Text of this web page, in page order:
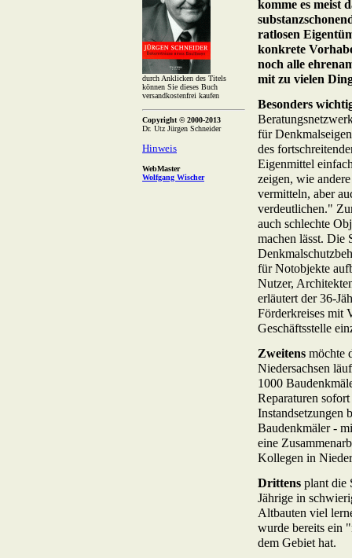
durch Anklicken des Titels
können Sie dieses Buch
versandkostenfrei kaufen
Copyright © 2000-2013
Dr. Utz Jürgen Schneider
Hinweis
WebMaster
Wolfgang Wischer
komme es meist
ratlosen
konkrete
noch alle
mit zu vielen
Besonders
für
des
Eigenmittel
zeigen, wie
vermitteln, aber
verdeutlichen."
auch schlechte
machen lässt. Die
für Notobjekte
Nutzer,
erläutert der 36-
Förderkreises mit
Geschäftsstelle
Zweitens möchte
Niedersachsen
1000
Reparaturen
Instandsetzungen
Baudenkmäler -
eine
Kollegen in
Drittens plant die
Jährige in
Altbauten viel
wurde bereits ein
dem Gebiet hat.